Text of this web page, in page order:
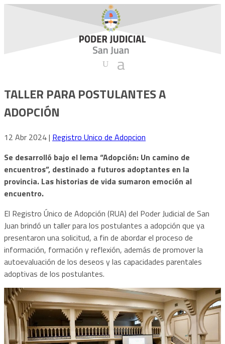
TALLER PARA POSTULANTES A
ADOPCIÓN
12 Abr 2024| Registro Unico de Adopcion
Se desarrolló bajo el lema “Adopción: Un camino de
encuentros”, destinado a futuros adoptantes en la
provincia. Las historias de vida sumaron emoción al
encuentro.
El Registro Único de Adopción (RUA) del Poder Judicial de San
Juan brindó un taller para los postulantes a adopción que ya
presentaron una solicitud, a fin de abordar el proceso de
información, formación y reflexión, además de promover la
autoevaluación de los deseos y las capacidades parentales
adoptivas de los postulantes.